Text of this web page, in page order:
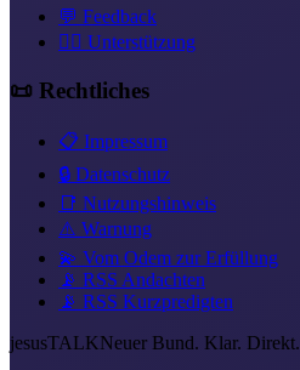
💬 Feedback
❤️‍🔥 Unterstützung
📜 Rechtliches
📋 Impressum
🔒 Datenschutz
📑 Nutzungshinweis
⚠️ Warnung
💫 Vom Odem zur Erfüllung
📡 RSS Andachten
📡 RSS Kurzpredigten
jesusTALKNeuer Bund. Klar. Direkt.